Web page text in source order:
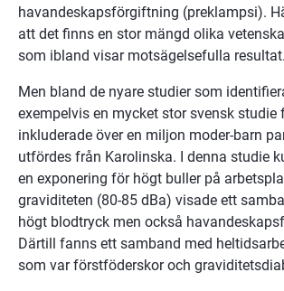
havandeskapsförgiftning (preklampsi).
att det finns en stor mängd olika
som ibland visar motsägelsefulla resultat.
Men bland de nyare studier som
exempelvis en mycket stor svensk studie
inkluderade över en miljon moder-barn
utfördes från Karolinska. I denna studie
en exponering för högt buller på
graviditeten (80-85 dBa) visade ett
högt blodtryck men också
Därtill fanns ett samband med
som var förstföderskor och